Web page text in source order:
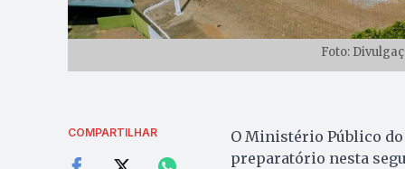
Foto:
COMPARTILHAR
O Ministério Público
preparatório nesta